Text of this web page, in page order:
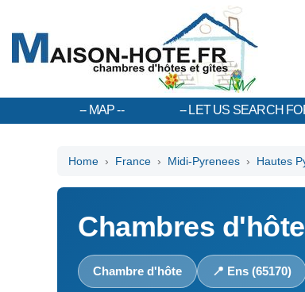
MAP LET US SEARCH
Home › France › Midi-Pyrenees › Hautes
Chambres
Chambre d'hôte 📍 Ens (65170)